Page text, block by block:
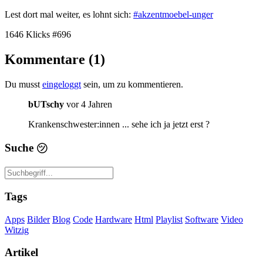
Lest dort mal weiter, es lohnt sich: #akzentmoebel-unger
1646 Klicks #696
Kommentare (1)
Du musst eingeloggt sein, um zu kommentieren.
bUTschy vor 4 Jahren
Krankenschwester:innen ... sehe ich ja jetzt erst ?
Suche ㋡
Tags
Apps Bilder Blog Code Hardware Html Playlist Software Video
Witzig
Artikel